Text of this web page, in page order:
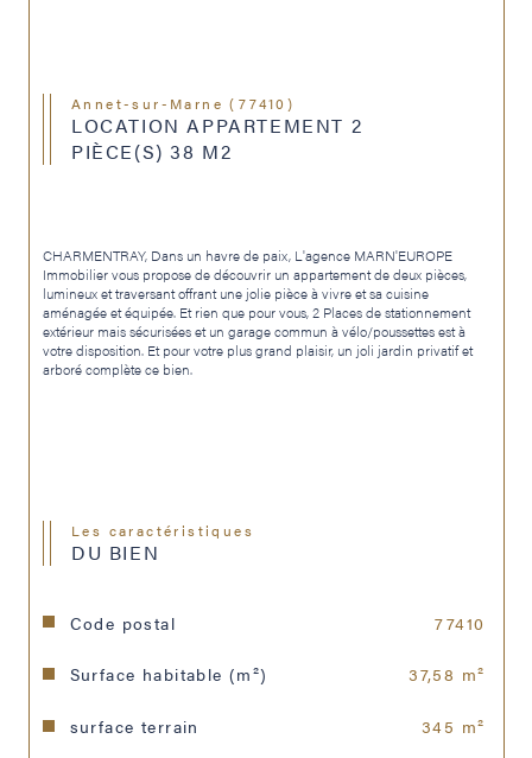
Annet-sur-Marne (77410)
LOCATION APPARTEMENT 2
PIÈCE(S) 38 M2
CHARMENTRAY, Dans un havre de paix, L'agence MARN'EUROPE
Immobilier vous propose de découvrir un appartement de deux pièces,
lumineux et traversant offrant une jolie pièce à vivre et sa cuisine
aménagée et équipée. Et rien que pour vous, 2 Places de stationnement
extérieur mais sécurisées et un garage commun à vélo/poussettes est à
votre disposition. Et pour votre plus grand plaisir, un joli jardin privatif et
arboré complète ce bien.
Les caractéristiques
DU BIEN
Code postal 77410
Surface habitable (m²) 37,58 m²
surface terrain 345 m²